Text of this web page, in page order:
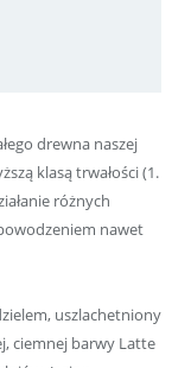
drewna naszej
klasą trwałości (1.
różnych
nawet
uszlachetniony
ciemnej barwy Latte